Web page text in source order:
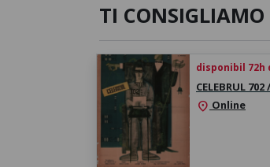
TI
disponibil
CELEBRUL
location_on Online